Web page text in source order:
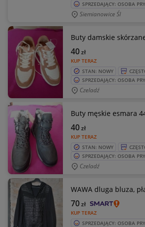
SPRZEDAJĄCY: OSOBA
Siemianowice Śl
Buty damskie
KUP TERAZ
40zł
STAN: NOWY
SPRZEDAJĄCY: OSOBA
Czeladź
Buty męskie esmara
KUP TERAZ
40zł
STAN: NOWY
SPRZEDAJĄCY: OSOBA
Czeladź
WAWA dluga bluza,
KUP TERAZ
70zł
SPRZEDAJĄCY: OSOBA